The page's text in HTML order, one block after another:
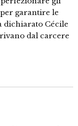
garantire le
dichiarato Cécile
dal carcere